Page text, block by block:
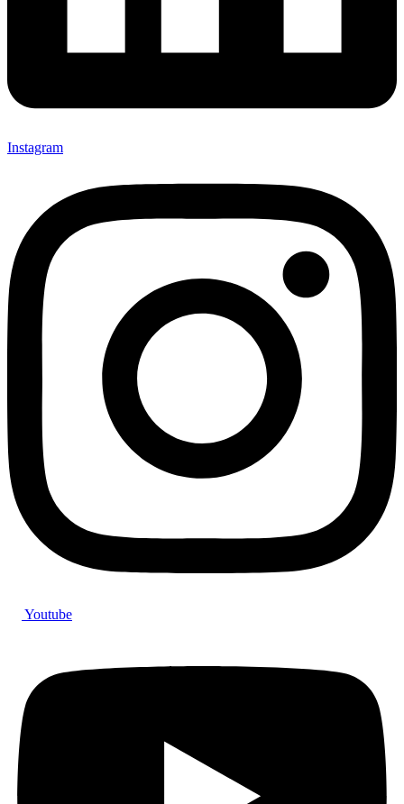
Instagram
Youtube